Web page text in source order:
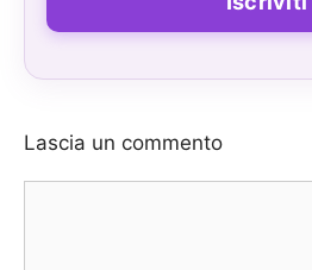
Lascia un commento